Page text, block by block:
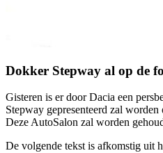
Dokker Stepway al op de
Gisteren is er door Dacia een
Stepway gepresenteerd zal
Deze AutoSalon zal worden
De volgende tekst is afkomstig uit